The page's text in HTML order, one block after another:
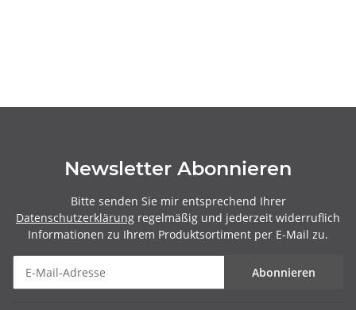
Newsletter Abonnieren
Bitte senden Sie mir entsprechend Ihrer
Datenschutzerklärung regelmäßig und jederzeit widerruflich
Informationen zu Ihrem Produktsortiment per E-Mail zu.
Abonnieren